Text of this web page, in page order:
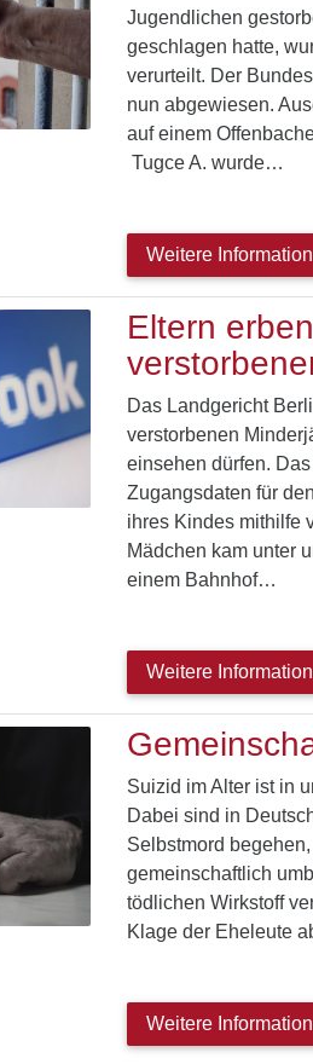
Jugendlichen
geschlagen hatte,
verurteilt. Der
nun abgewiesen.
auf einem
Tugce A. wurde…
Weitere
Eltern
Das Landgericht
verstorbenen
einsehen dürfen.
Zugangsdaten für
ihres Kindes mithilfe
Mädchen kam unter
einem Bahnhof…
Weitere
Suizid im Alter ist in
Dabei sind in
Selbstmord
gemeinschaftlich
tödlichen Wirkstoff
Klage der Eheleute
Weitere